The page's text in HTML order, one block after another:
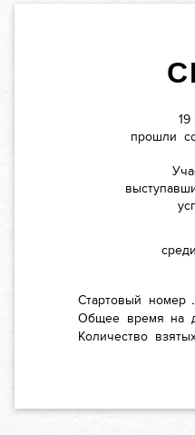
прошли
Стартовый номер
Общее время на
Количество